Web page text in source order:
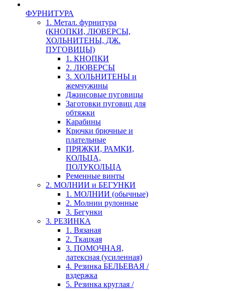
ФУРНИТУРА
1. Метал. фурнитура
(КНОПКИ, ЛЮВЕРСЫ,
ХОЛЬНИТЕНЫ, ДЖ.
ПУГОВИЦЫ)
1. КНОПКИ
2. ЛЮВЕРСЫ
3. ХОЛЬНИТЕНЫ и
жемчужины
Джинсовые пуговицы
Заготовки пуговиц для
обтяжки
Карабины
Крючки брючные и
плательные
ПРЯЖКИ, РАМКИ,
КОЛЬЦА,
ПОЛУКОЛЬЦА
Ременные винты
2. МОЛНИИ и БЕГУНКИ
1. МОЛНИИ (обычные)
2. Молнии рулонные
3. Бегунки
3. РЕЗИНКА
1. Вязаная
2. Ткацкая
3. ПОМОЧНАЯ,
латексная (усиленная)
4. Резинка БЕЛЬЕВАЯ /
вздержка
5. Резинка круглая /